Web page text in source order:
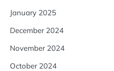
January 2025
December 2024
November 2024
October 2024